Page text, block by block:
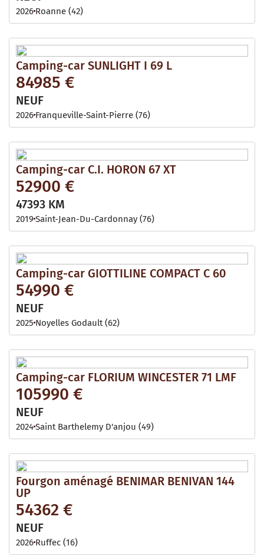
2026 Roanne (42)
Camping-car SUNLIGHT I 69 L
84985 €
NEUF
2026 Franqueville-Saint-Pierre (76)
Camping-car C.I. HORON 67 XT
52900 €
47393 KM
2019 Saint-Jean-Du-Cardonnay (76)
Camping-car GIOTTILINE COMPACT C 60
54990 €
NEUF
2025 Noyelles Godault (62)
Camping-car FLORIUM WINCESTER 71 LMF
105990 €
NEUF
2024Saint Barthelemy D'anjou (49)
Fourgon aménagé BENIMAR BENIVAN 144
UP
54362 €
NEUF
2026 Ruffec (16)